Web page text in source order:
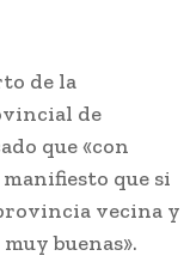
de la
de
que «con
manifiesto que si
vecina y
buenas».